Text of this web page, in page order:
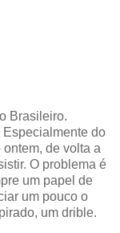
Brasileiro.
do
de volta a
O problema é
um papel de
um pouco o
um drible.